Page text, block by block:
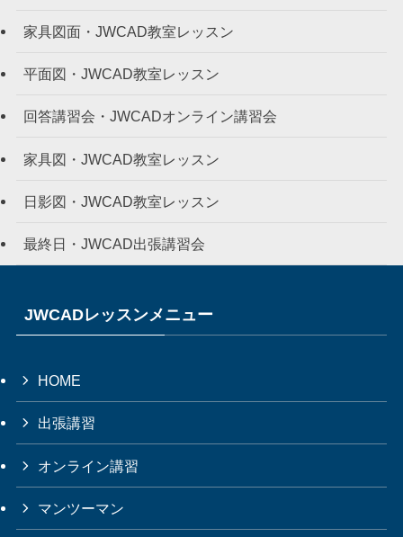
家具図面・JWCAD教室レッスン
平面図・JWCAD教室レッスン
回答講習会・JWCADオンライン講習会
家具図・JWCAD教室レッスン
日影図・JWCAD教室レッスン
最終日・JWCAD出張講習会
JWCADレッスンメニュー
HOME
出張講習
オンライン講習
マンツーマン